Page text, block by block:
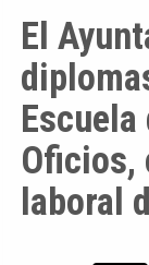
El
Escuela
Oficios,
laboral